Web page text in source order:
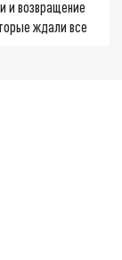
и возвращение
ждали все